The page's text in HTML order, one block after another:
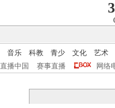
音乐 科教 青少 文化
艺术
直播中国 赛事直播 网络